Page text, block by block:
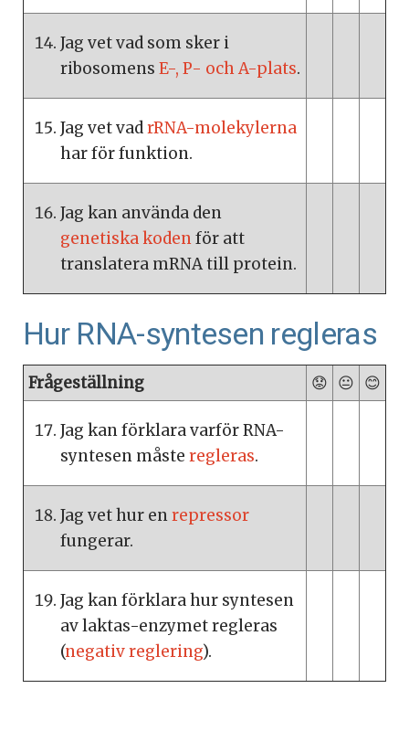
Jag vet vad som sker i
ribosomens E-, P- och A-plats.
Jag vet vadrRNA-molekylerna
har för funktion.
Jag kan använda den
genetiska kodenför att
translatera mRNA till protein.
Hur RNA-syntesen regleras
Frågeställning 😟 😐 😊
Jag kan förklara varför RNA-
syntesen måste regleras.
Jag vet hur enrepressor
fungerar.
Jag kan förklara hur syntesen
av laktas-enzymet regleras
(negativ reglering).